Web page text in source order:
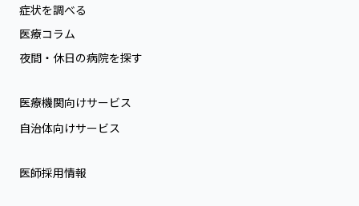
症状を調べる
医療コラム
夜間・休日の病院を探す
医療機関向けサービス
自治体向けサービス
医師採用情報